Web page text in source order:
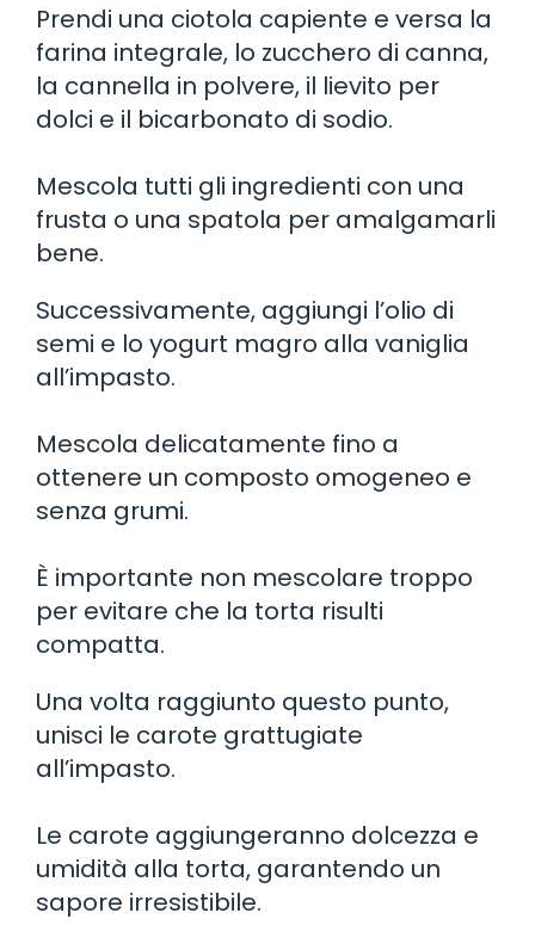
Prendi una ciotola capiente e versa la
farina integrale, lo zucchero di canna,
la cannella in polvere, il lievito per
dolci e il bicarbonato di sodio.
Mescola tutti gli ingredienti con una
frusta o una spatola per amalgamarli
bene.
Successivamente, aggiungi l’olio di
semi e lo yogurt magro alla vaniglia
all’impasto.
Mescola delicatamente fino a
ottenere un composto omogeneo e
senza grumi.
È importante non mescolare troppo
per evitare che la torta risulti
compatta.
Una volta raggiunto questo punto,
unisci le carote grattugiate
all’impasto.
Le carote aggiungeranno dolcezza e
umidità alla torta, garantendo un
sapore irresistibile.